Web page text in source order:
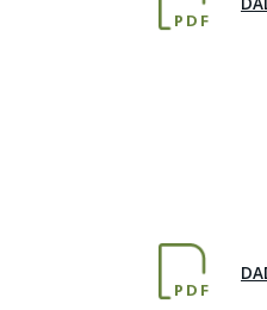
PDF
PDF